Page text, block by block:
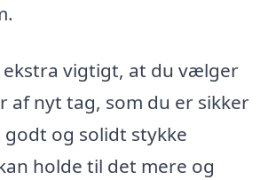
vigtigt, at du vælger
af nyt tag, som du er sikker
og solidt stykke
holde til det mere og